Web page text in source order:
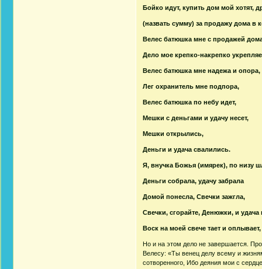
Бойко идут, купить дом мой хотят,
(назвать сумму) за продажу дома в
Велес батюшка мне с продажей
Дело мое крепко-накрепко
Велес батюшка мне надежа и опора,
Лег охранитель мне подпора,
Велес батюшка по небу идет,
Мешки с деньгами и удачу несет,
Мешки открылись,
Деньги и удача свалились.
Я, внучка Божья (имярек), по низу
Деньги собрала, удачу забрала
Домой понесла, Свечки зажгла,
Свечки, сгорайте, Денюжки, и
Воск на моей свече тает и
Но и на этом дело не завершается.
Велесу: «Ты венец делу всему и
сотворенного, Ибо деяния мои с